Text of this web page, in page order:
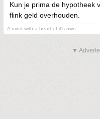
Kun je prima de hypotheek
flink geld overhouden.
A mind with a heart of it's own
▼